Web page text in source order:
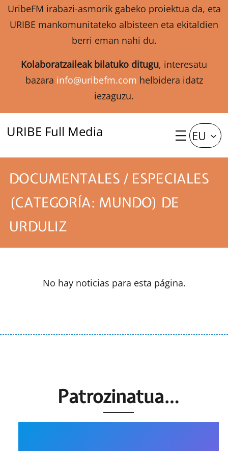
UribeFM irabazi-asmorik gabeko proiektua da, eta
URIBE mankomunitateko albisteen eta ekitaldien
berri eman nahi du.
Kolaboratzaileak bilatuko ditugu, interesatu
bazara info@uribefm.com helbidera idatz
iezaguzu.
URIBE Full Media EU
DOCUMENTALES / ESPECIALES
(CATEGORÍA: MUNDO) DE
URDULIZ
No hay noticias para esta página.
Patrozinatua…